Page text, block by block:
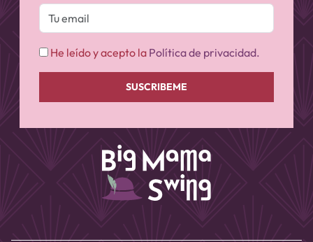
He leído y acepto la Política de privacidad.